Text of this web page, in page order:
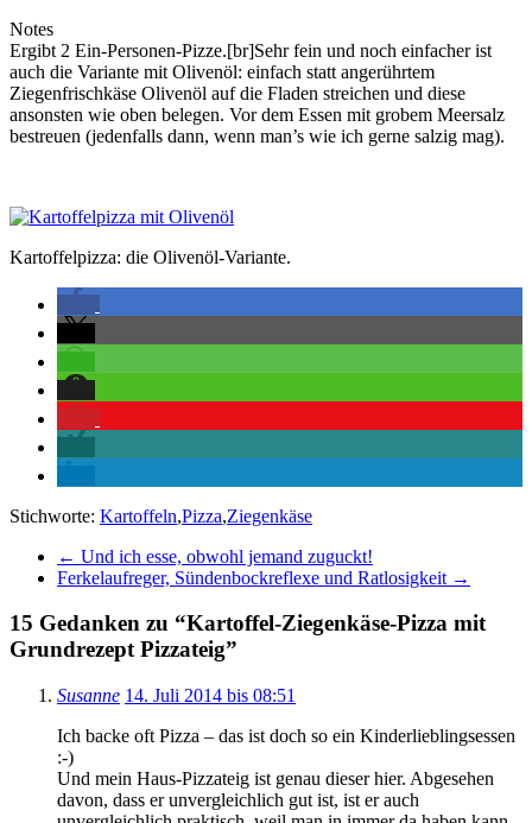
Notes
Ergibt 2 Ein-Personen-Pizze.[br]Sehr fein und noch einfacher ist
auch die Variante mit Olivenöl: einfach statt angerührtem
Ziegenfrischkäse Olivenöl auf die Fladen streichen und diese
ansonsten wie oben belegen. Vor dem Essen mit grobem Meersalz
bestreuen (jedenfalls dann, wenn man’s wie ich gerne salzig mag).
Kartoffelpizza: die Olivenöl-Variante.
Stichworte: Kartoffeln,Pizza,Ziegenkäse
← Und ich esse, obwohl jemand zuguckt!
Ferkelaufreger, Sündenbockreflexe und Ratlosigkeit →
15 Gedanken zu “Kartoffel-Ziegenkäse-Pizza mit
Grundrezept Pizzateig”
Susanne 14. Juli 2014 bis 08:51
Ich backe oft Pizza – das ist doch so ein Kinderlieblingsessen
:-)
Und mein Haus-Pizzateig ist genau dieser hier. Abgesehen
davon, dass er unvergleichlich gut ist, ist er auch